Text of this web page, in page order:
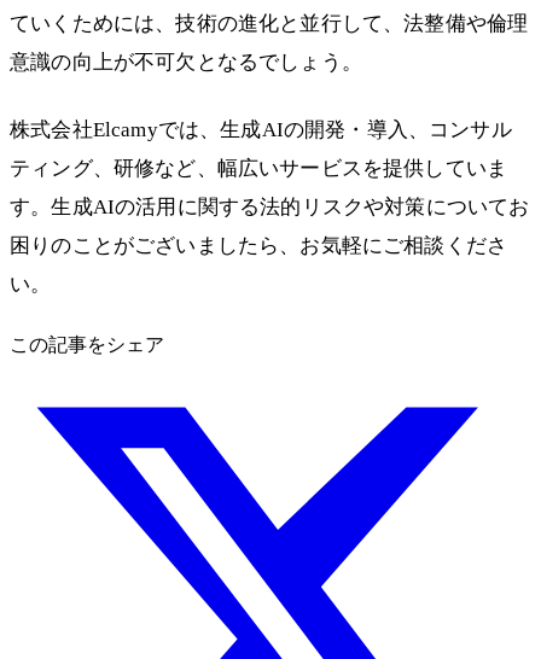
ていくためには、技術の進化と並行して、法整備や倫理
意識の向上が不可欠となるでしょう。
株式会社Elcamyでは、生成AIの開発・導入、コンサル
ティング、研修など、幅広いサービスを提供していま
す。生成AIの活用に関する法的リスクや対策についてお
困りのことがございましたら、お気軽にご相談くださ
い。
この記事をシェア